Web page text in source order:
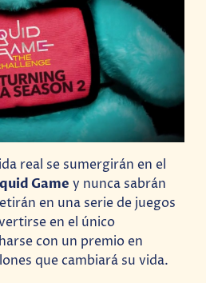
real se sumergirán en el
Game y nunca sabrán
en una serie de juegos
en el único
con un premio en
que cambiará su vida.